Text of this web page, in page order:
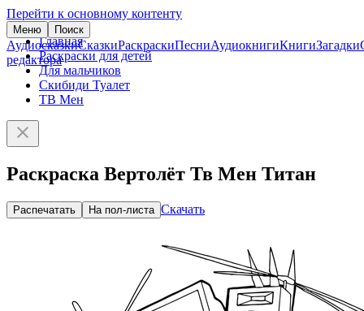
Перейти к основному контенту
Меню Поиск
АудиосказкиСказкиРаскраскиПесниАудиокнигиКнигиЗагадки
редактора
Главная
Раскраски для детей
Для мальчиков
Скибиди Туалет
ТВ Мен
Раскраска Вертолёт Тв Мен Титан
Распечатать На пол-листа Скачать